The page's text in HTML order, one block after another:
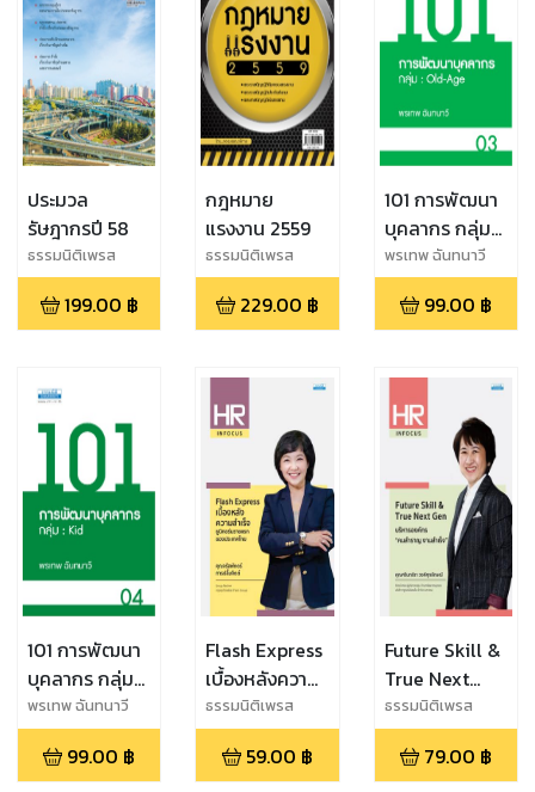
ประมวล
รัษฎากรปี 58
ธรรมนิติเพรส
199.00 ฿
กฎหมาย
แรงงาน 2559
ธรรมนิติเพรส
229.00 ฿
101 การพัฒนา
บุคลากร กลุ่ม
Old-Age
พรเทพ ฉันทนาวี
99.00 ฿
101 การพัฒนา
บุคลากร กลุ่ม
Kid
พรเทพ ฉันทนาวี
99.00 ฿
Flash Express
เบื้องหลังความ
สำเร็จ ยูนิคอร์น
รายแรกของ
ประเทศไทย
ธรรมนิติเพรส
59.00 ฿
Future Skill &
True Next
Gen บริหาร
องค์กร “คน
สำราญ งาน
ธรรมนิติเพรส
79.00 ฿